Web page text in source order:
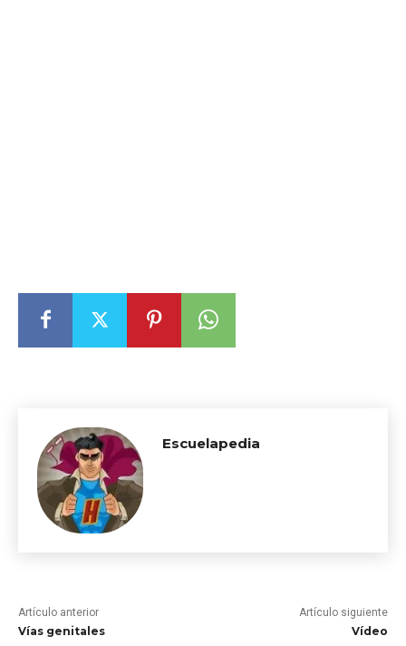
Escuelapedia
Artículo anterior
Vías genitales
Artículo siguiente
Vídeo